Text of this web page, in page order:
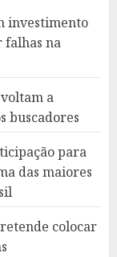
investimento
falhas na
a
buscadores
para
das maiores
colocar